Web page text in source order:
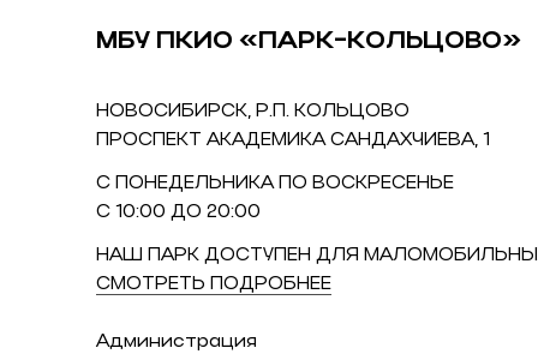
МБУ ПКИО «ПАРК-КОЛЬЦОВО»
НОВОСИБИРСК, Р.П. КОЛЬЦОВО
ПРОСПЕКТ АКАДЕМИКА САНДАХЧИЕВА, 1
С ПОНЕДЕЛЬНИКА ПО ВОСКРЕСЕНЬЕ
С 10:00 ДО 20:00
НАШ ПАРК ДОСТУПЕН ДЛЯ
СМОТРЕТЬ ПОДРОБНЕЕ
Администрация